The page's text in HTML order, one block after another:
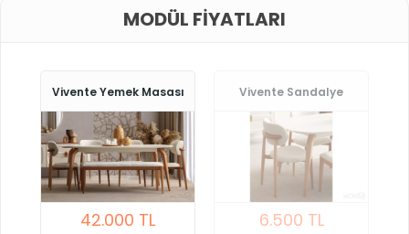
MODÜL FIYATLARI
Vivente Yemek Masası
42.000 TL
Vivente Sandalye
6.500 TL